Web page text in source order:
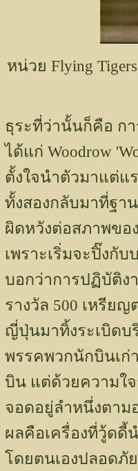
หน่วย Flying
ธุระที่ว่านั้นก็คือ ก
ได้แก่ Woodrow
ตั้งใจนำตัวมาแต่แ
ทั้งสองกลับมาที่ฐา
ผิดหวังต่อสภาพขอ
เพราะเริ่มจะปิ๊งกั
บอกว่าการปฏิบัติง
รางวัล 500 เหรีย
ญี่ปุ่นมาทิ้งระเบิดบ
พรรคพวกนักบินเก่
บิน แต่ด้วยความใ
จอดอยู่ลำหนึ่งตาม
ผลคือเครื่องที่วู้ดดี้
โดยตนเองปลอดภั